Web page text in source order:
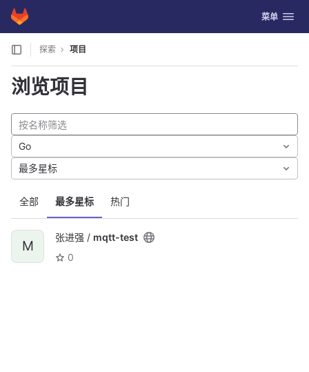
Skip to content
GitLab 切换导航
菜单
探索 项目
浏览项目
全部 最多星标 热门
Go
最多星标
M
张进强 / mqtt-test
0